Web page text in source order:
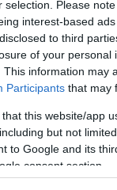
selection. Please
interest-based
to third
of your personal
This information may
Participants that may
this website/app
but not
to Google and its
consent section.
στην καρδιά
καταστροφή
του